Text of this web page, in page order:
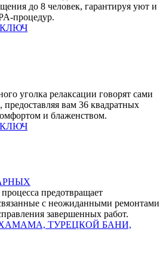
до 8 человек, гарантируя уют и
процедур.
уголка релаксации говорят сами
предоставляя вам 36 квадратных
и блаженством.
предотвращает
с неожиданными ремонтами
завершенных работ.